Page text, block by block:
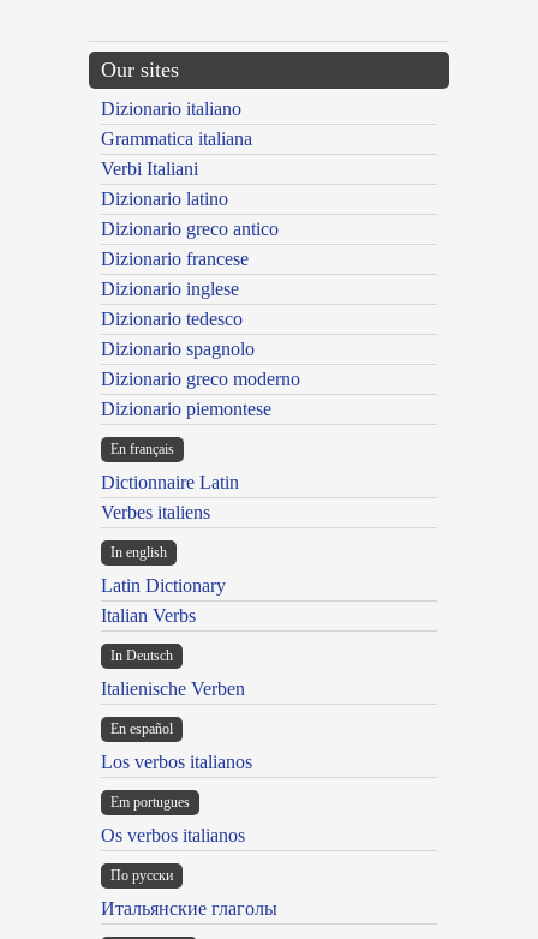
Our sites
Dizionario italiano
Grammatica italiana
Verbi Italiani
Dizionario latino
Dizionario greco antico
Dizionario francese
Dizionario inglese
Dizionario tedesco
Dizionario spagnolo
Dizionario greco moderno
Dizionario piemontese
En français
Dictionnaire Latin
Verbes italiens
In english
Latin Dictionary
Italian Verbs
In Deutsch
Italienische Verben
En español
Los verbos italianos
Em portugues
Os verbos italianos
По русски
Итальянские глаголы